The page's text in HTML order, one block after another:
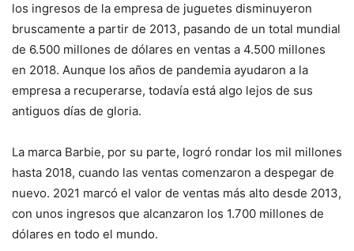
los ingresos de la empresa de juguetes disminuyeron
bruscamente a partir de 2013, pasando de un total mundial
de 6.500 millones de dólares en ventas a 4.500 millones
en 2018. Aunque los años de pandemia ayudaron a la
empresa a recuperarse, todavía está algo lejos de sus
antiguos días de gloria.
La marca Barbie, por su parte, logró rondar los mil millones
hasta 2018, cuando las ventas comenzaron a despegar de
nuevo. 2021 marcó el valor de ventas más alto desde 2013,
con unos ingresos que alcanzaron los 1.700 millones de
dólares en todo el mundo.